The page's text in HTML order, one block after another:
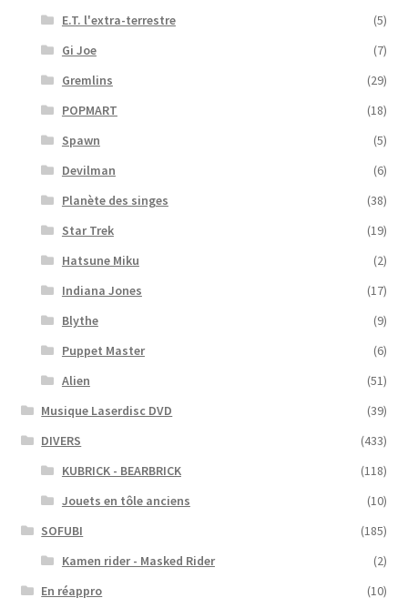
E.T. l'extra-terrestre
(5)
Gi Joe
(7)
Gremlins
(29)
POPMART
(18)
Spawn
(5)
Devilman
(6)
Planète des singes
(38)
Star Trek
(19)
Hatsune Miku
(2)
Indiana Jones
(17)
Blythe
(9)
Puppet Master
(6)
Alien
(51)
Musique Laserdisc DVD
(39)
DIVERS
(433)
KUBRICK - BEARBRICK
(118)
Jouets en tôle anciens
(10)
SOFUBI
(185)
Kamen rider - Masked Rider
(2)
En réappro
(10)